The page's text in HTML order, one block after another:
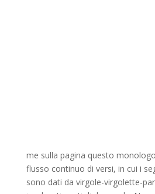
me sulla pagina questo
flusso continuo di versi, in cui i
sono dati da virgole-virgolette-